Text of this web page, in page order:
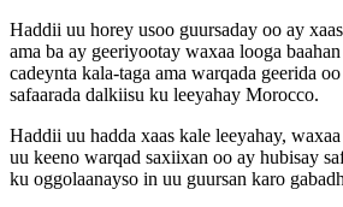
Haddii uu horey usoo guursaday oo ay
ama ba ay geeriyootay waxaa looga
cadeynta kala-taga ama warqada geerida
safaarada dalkiisu ku leeyahay Morocco.
Haddii uu hadda xaas kale leeyahay,
uu keeno warqad saxiixan oo ay hubisay
ku oggolaanayso in uu guursan karo